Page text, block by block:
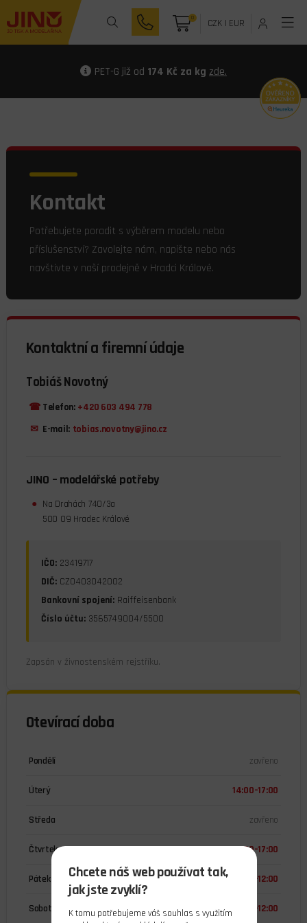
0 CZK| EUR
PET-G již od 174 Kč za kg zde.
Kontakt
Potřebujete poradit s výběrem modelu nebo
příslušenství? Zavolejte nám, napište nebo nás
navštivte v naší prodejně v Hradci Králové.
Kontaktní a firemní údaje
Tobiáš Novotný
☎ Telefon: +420 603 494 778
✉ E-mail: tobias.novotny@jino.cz
JINO – modelářské potřeby
● Na Drahách 740/3a
500 09 Hradec Králové
IČO:23419717
DIČ:CZ0403042002
Bankovní spojení:Raiffeisenbank
Číslo účtu:3565749004/5500
Zapsán v živnostenském rejstříku.
Otevírací doba
Pondělí zavřeno
Úterý 14:00–17:00
Středa zavřeno
Čtvrtek 14:00–17:00
Pátek 9:00–12:00
Sobota 10:00–12:00
Chcete náš web používat tak,
jak jste zvyklí?
K tomu potřebujeme váš souhlas s využitím